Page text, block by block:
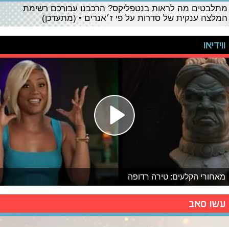
מתלבטים מה לראות בנטפליקס? הרכבנו עבורכם רשימת
המלצה ענקית של סדרות על פי ז׳אנרים • (מתעדכן)
ווידיאו
מאחורי הקלעים: טירה רדופה
עשו סאב